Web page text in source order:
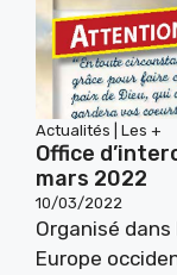
Actualités Les +
Office
mars 2022
10/03/2022
Organisé
Europe